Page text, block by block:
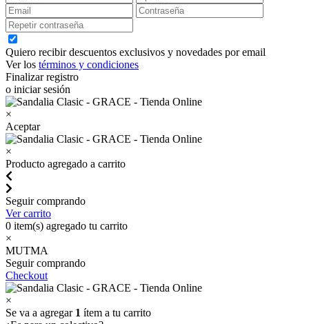
Quiero recibir descuentos exclusivos y novedades por email
Ver los términos y condiciones
Finalizar registro
o iniciar sesión
×
Aceptar
×
Producto agregado a carrito
Seguir comprando
Ver carrito
0 item(s) agregado tu carrito
×
MUTMA
Seguir comprando
Checkout
×
Se va a agregar 1 ítem a tu carrito